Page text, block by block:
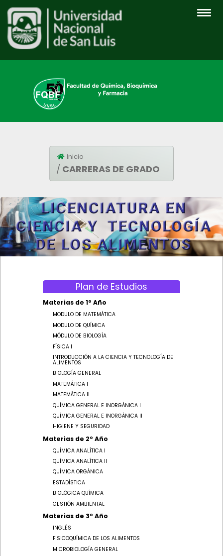
INICIO
CARRERAS
INGRESO
ESTUDIANTES
Inicio
CARRERAS DE GRADO
Plan de Estudios
Materias de 1º Año
MODULO DE MATEMÁTICA
MODULO DE QUÍMICA
MÓDULO DE BIOLOGÍA
FÍSICA I
INTRODUCCIÓN A LA CIENCIA Y TECNOLOGÍA DE
ALIMENTOS
BIOLOGÍA GENERAL
MATEMÁTICA I
MATEMÁTICA II
QUÍMICA GENERAL E INORGÁNICA I
QUÍMICA GENERAL E INORGÁNICA II
HIGIENE Y SEGURIDAD
Materias de 2º Año
QUÍMICA ANALÍTICA I
QUÍMICA ANALÍTICA II
QUÍMICA ORGÁNICA
ESTADÍSTICA
BIOLÓGICA QUÍMICA
GESTIÓN AMBIENTAL
Materias de 3º Año
INGLÉS
FISICOQUÍMICA DE LOS ALIMENTOS
MICROBIOLOGÍA GENERAL